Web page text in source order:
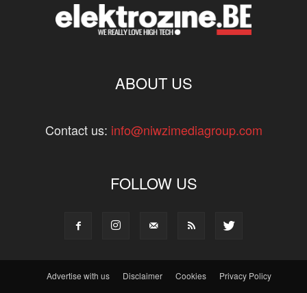
ABOUT US
Contact us: info@niwzimediagroup.com
FOLLOW US
Advertise with us Disclaimer Cookies Privacy Policy